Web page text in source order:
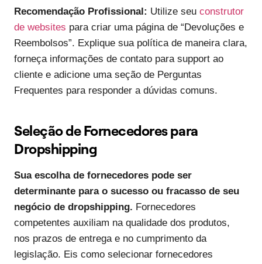
Recomendação Profissional: Utilize seu construtor
de websites para criar uma página de “Devoluções e
Reembolsos”. Explique sua política de maneira clara,
forneça informações de contato para support ao
cliente e adicione uma seção de Perguntas
Frequentes para responder a dúvidas comuns.
Seleção de Fornecedores para
Dropshipping
Sua escolha de fornecedores pode ser
determinante para o sucesso ou fracasso de seu
negócio de dropshipping. Fornecedores
competentes auxiliam na qualidade dos produtos,
nos prazos de entrega e no cumprimento da
legislação. Eis como selecionar fornecedores